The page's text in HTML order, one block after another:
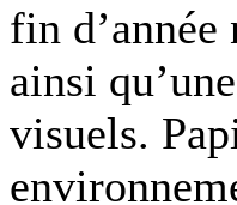
fin
ainsi
visuels.